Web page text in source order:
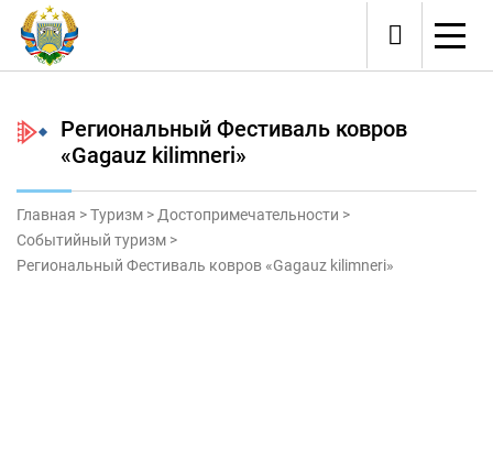
Региональный Фестиваль ковров
«Gagauz kilimneri»
Главная >Туризм >Достопримечательности >
Событийный туризм >
Региональный Фестиваль ковров «Gagauz kilimneri»